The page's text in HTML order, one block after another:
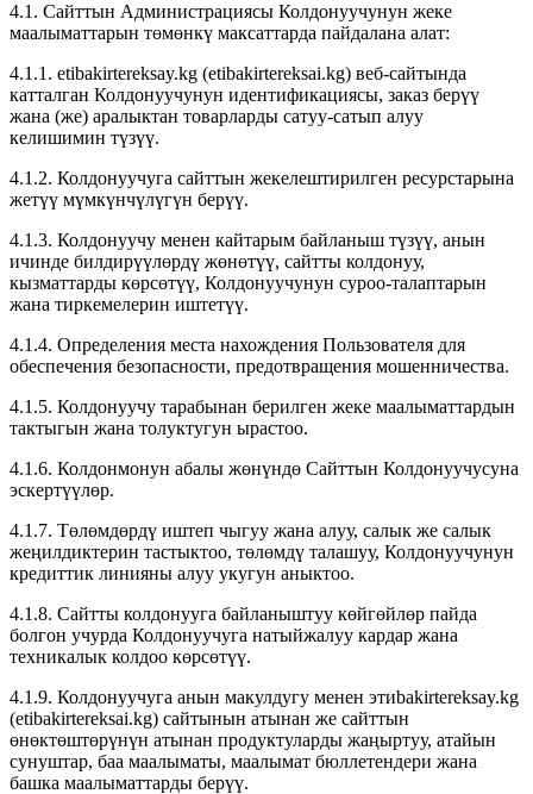
4.1. Сайттын Администрациясы Колдонуучунун жеке
маалыматтарын төмөнкү максаттарда пайдалана алат:
4.1.1. etibakirtereksay.kg (etibakirtereksai.kg) веб-сайтында
катталган Колдонуучунун идентификациясы, заказ берүү
жана (же) аралыктан товарларды сатуу-сатып алуу
келишимин түзүү.
4.1.2. Колдонуучуга сайттын жекелештирилген ресурстарына
жетүү мүмкүнчүлүгүн берүү.
4.1.3. Колдонуучу менен кайтарым байланыш түзүү, анын
ичинде билдирүүлөрдү жөнөтүү, сайтты колдонуу,
кызматтарды көрсөтүү, Колдонуучунун суроо-талаптарын
жана тиркемелерин иштетүү.
4.1.4. Определения места нахождения Пользователя для
обеспечения безопасности, предотвращения мошенничества.
4.1.5. Колдонуучу тарабынан берилген жеке маалыматтардын
тактыгын жана толуктугун ырастоо.
4.1.6. Колдонмонун абалы жөнүндө Сайттын Колдонуучусуна
эскертүүлөр.
4.1.7. Төлөмдөрдү иштеп чыгуу жана алуу, салык же салык
жеңилдиктерин тастыктоо, төлөмдү талашуу, Колдонуучунун
кредиттик линияны алуу укугун аныктоо.
4.1.8. Сайтты колдонууга байланыштуу көйгөйлөр пайда
болгон учурда Колдонуучуга натыйжалуу кардар жана
техникалык колдоо көрсөтүү.
4.1.9. Колдонуучуга анын макулдугу менен этиbakirtereksay.kg
(etibakirtereksai.kg) сайтынын атынан же сайттын
өнөктөштөрүнүн атынан продуктуларды жаңыртуу, атайын
сунуштар, баа маалыматы, маалымат бюллетендери жана
башка маалыматтарды берүү.